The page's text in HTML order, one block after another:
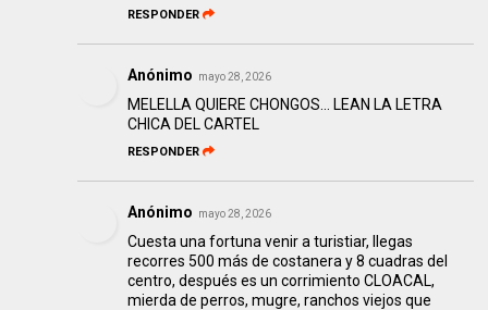
RESPONDER
Anónimo mayo 28, 2026
MELELLA QUIERE CHONGOS... LEAN LA LETRA
CHICA DEL CARTEL
RESPONDER
Anónimo mayo 28, 2026
Cuesta una fortuna venir a turistiar, llegas
recorres 500 más de costanera y 8 cuadras del
centro, después es un corrimiento CLOACAL,
mierda de perros, mugre, ranchos viejos que